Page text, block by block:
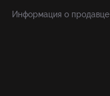
Информация о продавце